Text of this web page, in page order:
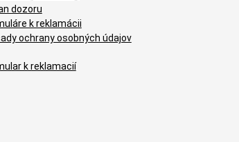
dozoru
k reklamácii
ochrany osobných údajov
k reklamacií